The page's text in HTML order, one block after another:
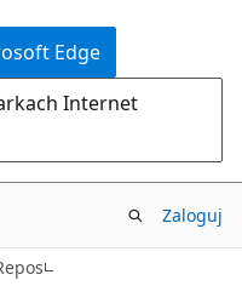
Edge
Internet
Zaloguj